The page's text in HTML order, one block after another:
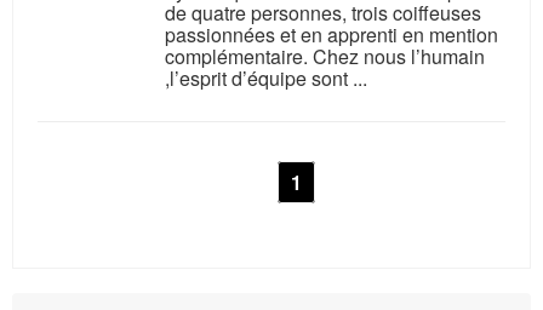
de quatre personnes, trois coiffeuses
passionnées et en apprenti en mention
complémentaire. Chez nous l’humain
,l’esprit d’équipe sont ...
1